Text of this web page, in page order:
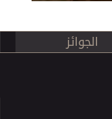
الجوائز